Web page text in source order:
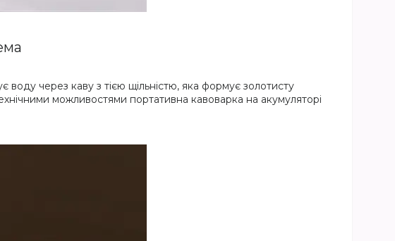
через каву з тією щільністю, яка формує золотисту
можливостями портативна кавоварка на акумуляторі